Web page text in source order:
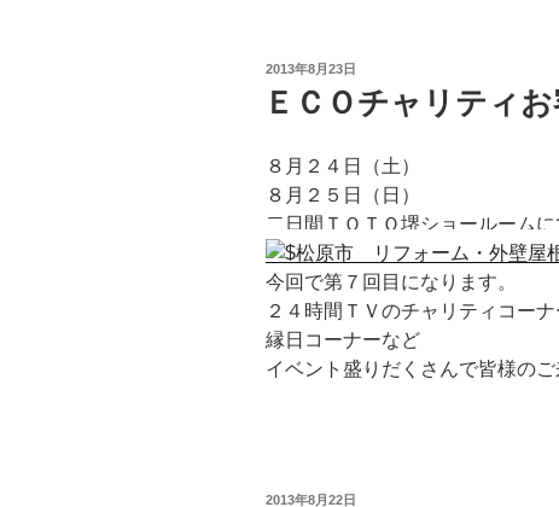
投
日:
2013年8月23日
ＥＣＯチャリティ
８月２４日（土）
８月２５日（日）
二日間ＴＯＴＯ堺ショールーム
今回で第７回目になります。
２４時間ＴＶのチャリティコー
縁日コーナーなど
イベント盛りだくさんで皆様の
投
2013年8月22日